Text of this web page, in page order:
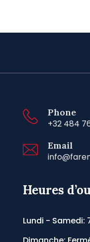
Phone
+32 484
Email
Heures
Lundi - Samedi: